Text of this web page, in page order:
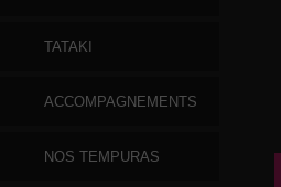
TATAKI
ACCOMPAGNEMENTS
NOS TEMPURAS